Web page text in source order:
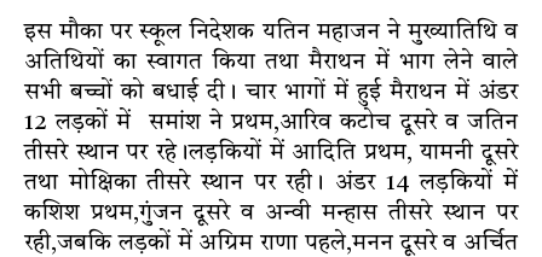
इस मौका पर स्कूल निदेशक यतिन महाजन ने मुख्यातिथि व
अतिथियों का स्वागत किया तथा मैराथन में भाग लेने वाले
सभी बच्चों को बधाई दी। चार भागों में हुई मैराथन में अंडर
12 लड़कों में समांश ने प्रथम,आरिव कटोच दूसरे व जतिन
तीसरे स्थान पर रहे।लड़कियों में आदिति प्रथम, यामनी दूसरे
तथा मोक्षिका तीसरे स्थान पर रही। अंडर 14 लड़कियों में
कशिश प्रथम,गुंजन दूसरे व अन्वी मन्हास तीसरे स्थान पर
रही,जबकि लड़कों में अग्रिम राणा पहले,मनन दूसरे व अर्चित